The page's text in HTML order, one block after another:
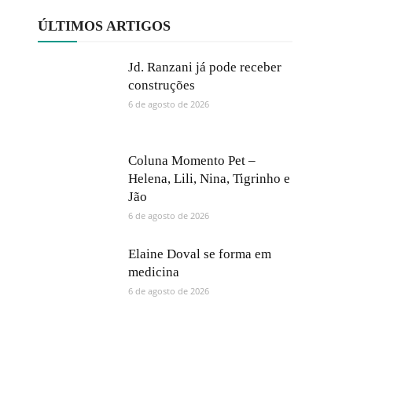
ÚLTIMOS ARTIGOS
Jd. Ranzani já pode receber
construções
6 de agosto de 2026
Coluna Momento Pet –
Helena, Lili, Nina, Tigrinho e
Jão
6 de agosto de 2026
Elaine Doval se forma em
medicina
6 de agosto de 2026